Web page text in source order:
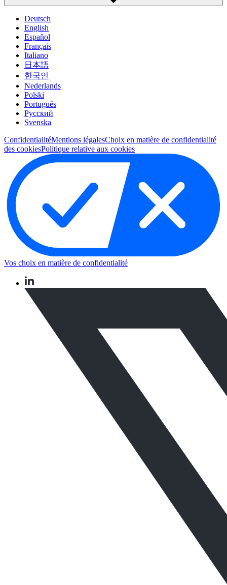
Deutsch
English
Español
Français
Italiano
日本語
한국인
Nederlands
Polski
Português
Pусский
Svenska
ConfidentialitéMentions légalesChoix en matière de confidentialité
des cookiesPolitique relative aux cookies
Vos choix en matière de confidentialité